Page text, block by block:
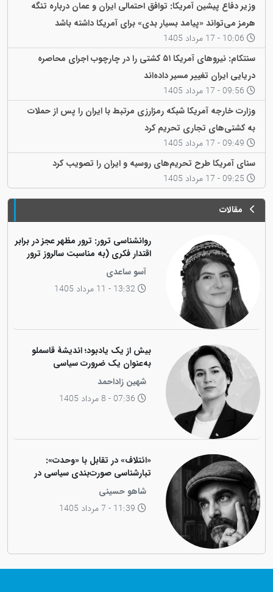
وزیر دفاع پیشین آمریکا: توافق احتمالی ایران و عمان درباره تنگه
هرمز می‌تواند «پیامد بسیار بدی» برای آمریکا داشته باشد
سنتکام: نیروهای آمریکا ۵۱ کشتی را در چارچوب اجرای محاصره
دریایی ایران تغییر مسیر داده‌اند
وزارت خارجه آمریکا شبکه رمزارزی مرتبط با ایران را پس از حملات
به کشتی‌های تجاری تحریم کرد
سنای آمریکا طرح تحریم‌های روسیه و ایران را تصویب کرد
مقالات
روانشناسی ترور: ترور مظهر عجز در برابر
اقتدار فکری (به مناسبت سالروز ترور
فیزیکی رهبر کاریزماتیک ملت کورد،
دکتر عبدالرحمان قاسملو)
آسو ساعدی
13:32 - 11 مرداد 1405
بیش از یک یادبود؛ اندیشهٔ قاسملو
به‌عنوان یک ضرورت سیاسی
شهین زاداحمد
«ائتلاف» در تقابل با «وحدت»:
تبارشناسی صورت‌بندی سیاسی در
جامعه کوردی
شاهو حسینی